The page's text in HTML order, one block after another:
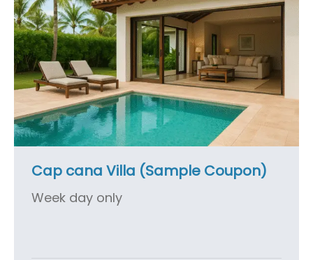
Cap cana Villa (Sample Coupon)
Week day only